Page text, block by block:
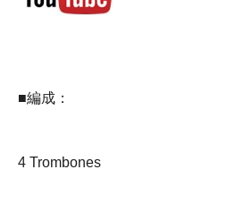
■編成：
4 Trombones